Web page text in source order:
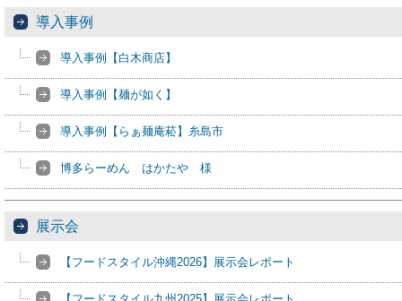
導入事例
導入事例【白木商店】
導入事例【麺が如く】
導入事例【らぁ麺庵菘】糸島市
博多らーめん はかたや 様
展示会
【フードスタイル沖縄2026】展示会レポート